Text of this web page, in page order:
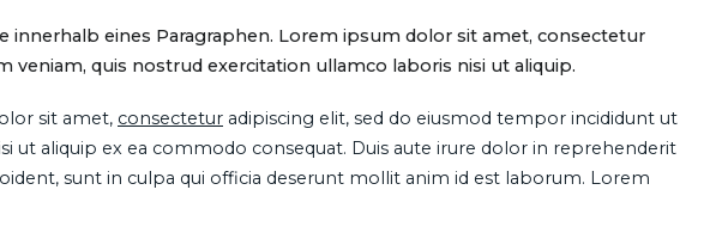
innerhalb eines Paragraphen. Lorem ipsum dolor sit amet, consectetur
quis nostrud exercitation ullamco laboris nisi ut aliquip.
sit amet, consectetur adipiscing elit, sed do eiusmod tempor incididunt ut
ut aliquip ex ea commodo consequat. Duis aute irure dolor in reprehenderit
sunt in culpa qui officia deserunt mollit anim id est laborum. Lorem